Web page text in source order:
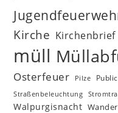
Kirche Kirchenbrief
müll
Osterfeuer Pilze
Straßenbeleuchtung
Walpurgisnacht